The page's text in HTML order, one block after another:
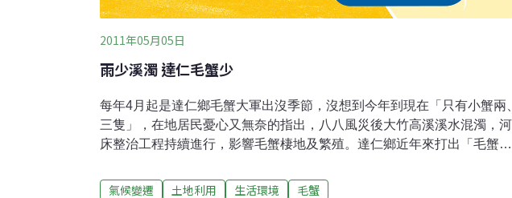
2011年05月05日
雨少溪濁 達仁毛蟹少
每年4月起是達仁鄉毛蟹大軍出沒季節，沒想到今年到現在「只有小蟹兩、
三隻」，在地居民憂心又無奈的指出，八八風災後大竹高溪溪水混濁，河
床整治工程持續進行，影響毛蟹棲地及繁殖。達仁鄉近年來打出「毛蟹故
調查台東縣各主要河川，大竹高溪毛蟹數量最多。每年清明節前後，春雷
氣候變遷 土地利用 生活環境 毛蟹